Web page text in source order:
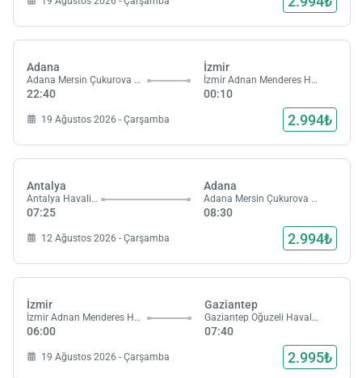
Adana
Adana Mersin Çukurova Havalimanı
22:40
İzmir
İzmir Adnan Menderes Havalimanı
00:10
19 Ağustos 2026 - Çarşamba 2.994₺
Antalya
Antalya Havalimanı
07:25
Adana
Adana Mersin Çukurova Havalimanı
08:30
12 Ağustos 2026 - Çarşamba 2.994₺
İzmir
İzmir Adnan Menderes Havalimanı
06:00
Gaziantep
Gaziantep Oğuzeli Havalimanı
07:40
19 Ağustos 2026 - Çarşamba 2.995₺